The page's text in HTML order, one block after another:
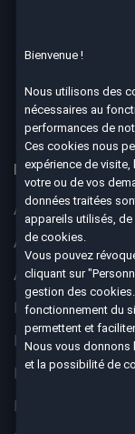
Nos 67 agences à
Aix-en-Provence
Albertville
Angoulême
Belfort
Besançon
Bordeaux Mérignac
Bourgoin-Jallieu
Bienvenue !
Nous utilisons des
nécessaires au
performances de
Ces cookies nous
expérience de
votre ou de vos
données traitées
appareils utilisés,
de cookies.
Vous pouvez
cliquant sur
gestion des cookies
fonctionnement du
permettent et
Nous vous donnons
et la possibilité de